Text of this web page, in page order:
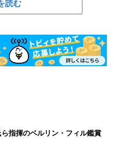
読む
指揮のベルリン・フィル鑑賞